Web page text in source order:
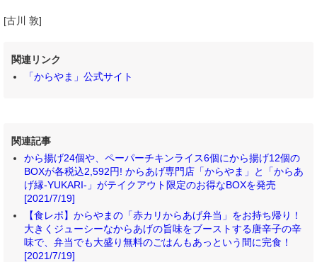
[古川 敦]
関連リンク
「からやま」公式サイト
関連記事
から揚げ24個や、ペーパーチキンライス6個にから揚げ12個の
BOXが各税込2,592円! からあげ専門店「からやま」と「からあ
げ縁-YUKARI-」がテイクアウト限定のお得なBOXを発売
[2021/7/19]
【食レポ】からやまの「赤カリからあげ弁当」をお持ち帰り！
大きくジューシーなからあげの旨味をブーストする唐辛子の辛
味で、弁当でも大盛り無料のごはんもあっという間に完食！
[2021/7/19]